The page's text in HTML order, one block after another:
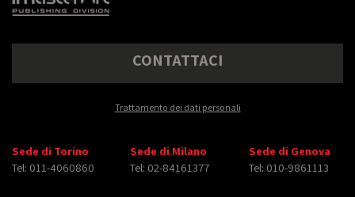
CONTATTACI
Trattamento dei dati personali
Sede di Torino
Tel: 011-4060860
Sede di Milano
Tel: 02-84161377
Sede di Genova
Tel: 010-9861113